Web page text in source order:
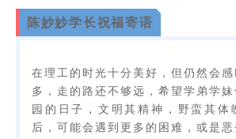
陈妙妙学长祝福寄语
在理工的时光十分美好，但仍然会
多，走的路还不够远，希望学弟学
园的日子，文明其精神，野蛮其体
后，可能会遇到更多的困难，或是恶